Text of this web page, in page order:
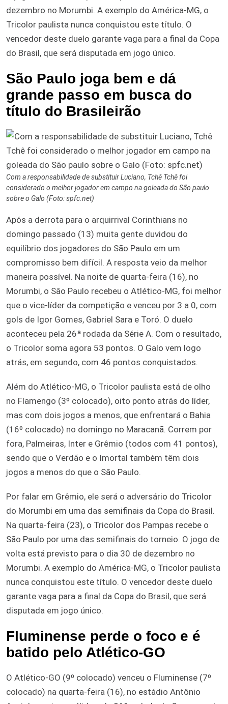
dezembro no Morumbi. A exemplo do América-MG, o
Tricolor paulista nunca conquistou este título. O
vencedor deste duelo garante vaga para a final da Copa
do Brasil, que será disputada em jogo único.
São Paulo joga bem e dá
grande passo em busca do
título do Brasileirão
Com a responsabilidade de substituir Luciano, Tchê Tchê foi
considerado o melhor jogador em campo na goleada do São paulo
sobre o Galo (Foto: spfc.net)
Após a derrota para o arquirrival Corinthians no
domingo passado (13) muita gente duvidou do
equilíbrio dos jogadores do São Paulo em um
compromisso bem difícil. A resposta veio da melhor
maneira possível. Na noite de quarta-feira (16), no
Morumbi, o São Paulo recebeu o Atlético-MG, foi melhor
que o vice-líder da competição e venceu por 3 a 0, com
gols de Igor Gomes, Gabriel Sara e Toró. O duelo
aconteceu pela 26ª rodada da Série A. Com o resultado,
o Tricolor soma agora 53 pontos. O Galo vem logo
atrás, em segundo, com 46 pontos conquistados.
Além do Atlético-MG, o Tricolor paulista está de olho
no Flamengo (3º colocado), oito ponto atrás do líder,
mas com dois jogos a menos, que enfrentará o Bahia
(16º colocado) no domingo no Maracanã. Correm por
fora, Palmeiras, Inter e Grêmio (todos com 41 pontos),
sendo que o Verdão e o Imortal também têm dois
jogos a menos do que o São Paulo.
Por falar em Grêmio, ele será o adversário do Tricolor
do Morumbi em uma das semifinais da Copa do Brasil.
Na quarta-feira (23), o Tricolor dos Pampas recebe o
São Paulo por uma das semifinais do torneio. O jogo de
volta está previsto para o dia 30 de dezembro no
Morumbi. A exemplo do América-MG, o Tricolor paulista
nunca conquistou este título. O vencedor deste duelo
garante vaga para a final da Copa do Brasil, que será
disputada em jogo único.
Fluminense perde o foco e é
batido pelo Atlético-GO
O Atlético-GO (9º colocado) venceu o Fluminense (7º
colocado) na quarta-feira (16), no estádio Antônio